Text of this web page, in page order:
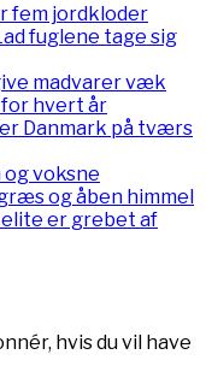
fem jordkloder
fuglene tage sig
madvarer væk
hvert år
Danmark på tværs
voksne
og åben himmel
er grebet af
hvis du vil have